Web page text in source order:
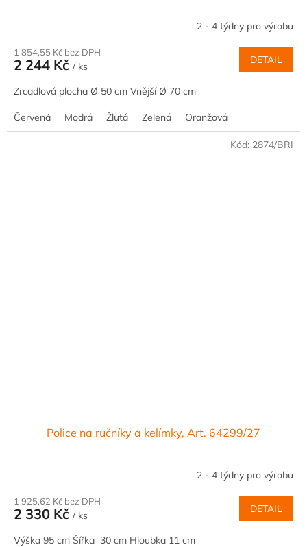
2 - 4 týdny pro výrobu
1 854,55 Kč bez DPH
2 244 Kč / ks
DETAIL
Zrcadlová plocha Ø 50 cm Vnější Ø 70 cm
Červená Modrá Žlutá Zelená Oranžová
Police na ručníky a kelímky, Art. 64299/27
2 - 4 týdny pro výrobu
1 925,62 Kč bez DPH
2 330 Kč / ks
DETAIL
Výška 95 cm Šířka 30 cm Hloubka 11 cm
Kód: 2874/BRI